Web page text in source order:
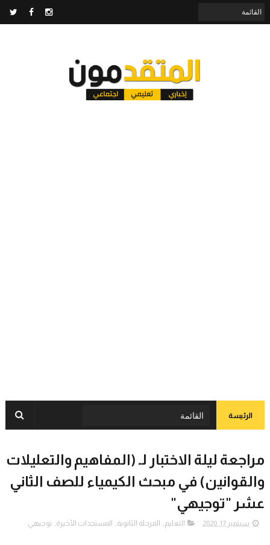
الرئيسة
مراجعة ليلة الاختبار لـ (المفاهيم والتعليلات
والقوانين) في مبحث الكيمياء للصف الثاني
عشر "توجيهي"
سبتمبر 17, 2020 التعليم, المرحلة الثانوية, المستجدات الأخيرة, توجيهي